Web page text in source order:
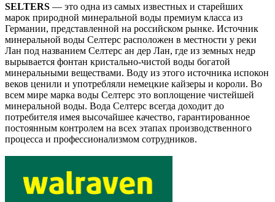
SELTERS — это одна из самых известных и старейших
марок природной минеральной воды премиум класса из
Германии, представленной на российском рынке. Источник
минеральной воды Селтерс расположен в местности у реки
Лан под названием Селтерс ан дер Лан, где из земных недр
вырывается фонтан кристально-чистой воды богатой
минеральными веществами. Воду из этого источника испокон
веков ценили и употребляли немецкие кайзеры и короли. Во
всем мире марка воды Селтерс это воплощение чистейшей
минеральной воды. Вода Селтерс всегда доходит до
потребителя имея высочайшее качество, гарантированное
постоянным контролем на всех этапах производственного
процесса и профессионализмом сотрудников.